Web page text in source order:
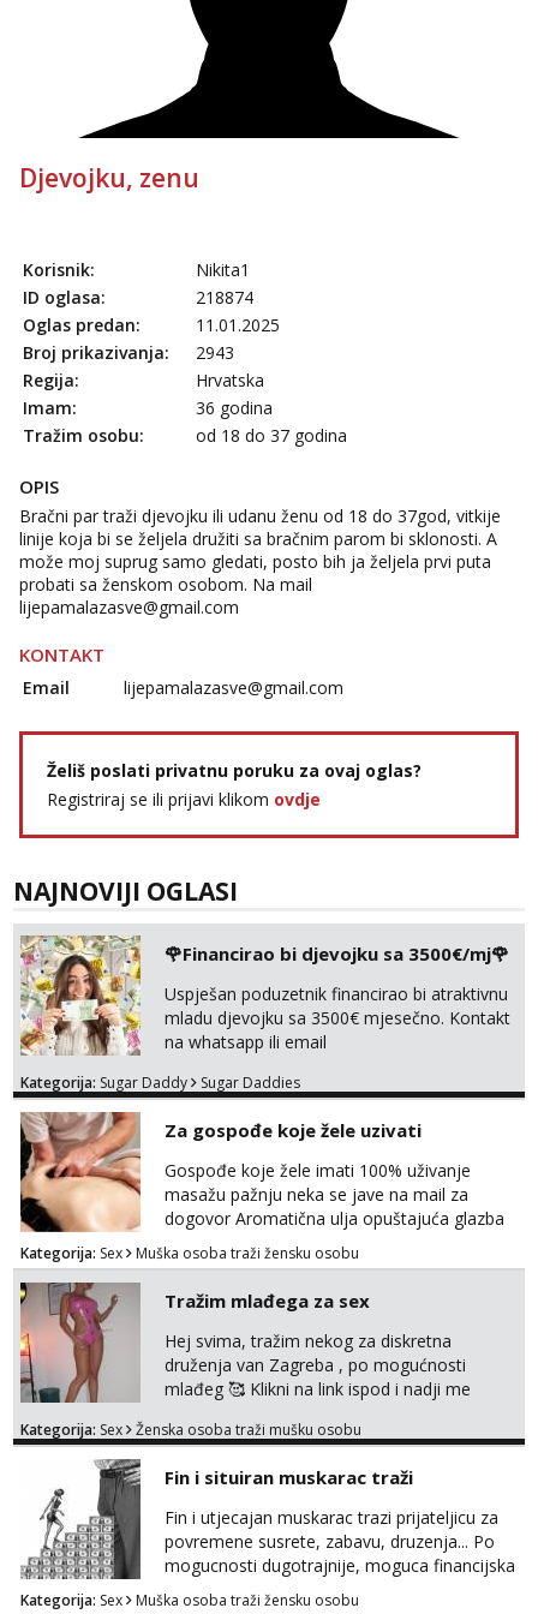
Djevojku, zenu
Korisnik:
Nikita1
ID oglasa:
218874
Oglas predan:
11.01.2025
Broj prikazivanja:
2943
Regija:
Hrvatska
Imam:
36 godina
Tražim osobu:
od 18 do 37 godina
OPIS
Bračni par traži djevojku ili udanu ženu od 18 do 37god, vitkije
linije koja bi se željela družiti sa bračnim parom bi sklonosti. A
može moj suprug samo gledati, posto bih ja željela prvi puta
probati sa ženskom osobom. Na mail
lijepamalazasve@gmail.com
KONTAKT
Email lijepamalazasve@gmail.com
Želiš poslati privatnu poruku za ovaj oglas?
Registriraj se ili prijavi klikom ovdje
NAJNOVIJI OGLASI
🌹Financirao bi djevojku sa 3500€/mj🌹
Uspješan poduzetnik financirao bi atraktivnu
mladu djevojku sa 3500€ mjesečno. Kontakt
na whatsapp ili email
Kategorija: Sugar Daddy Sugar Daddies
Za gospođe koje žele uzivati
Gospođe koje žele imati 100% uživanje
masažu pažnju neka se jave na mail za
dogovor Aromatična ulja opuštajuća glazba
Budi moja Kraljica i ispuni si želje za dobro
opuštanje Vaš prostor
Kategorija: Sex Muška osoba traži žensku osobu
Tražim mlađega za sex
Hej svima, tražim nekog za diskretna
druženja van Zagreba , po mogućnosti
mlađeg 🥰 Klikni na link ispod i nadji me
Kategorija: Sex Ženska osoba traži mušku osobu
Fin i situiran muskarac traži
Fin i utjecajan muskarac trazi prijateljicu za
povremene susrete, zabavu, druzenja... Po
mogucnosti dugotrajnije, moguca financijska
potpora!
Kategorija: Sex Muška osoba traži žensku osobu